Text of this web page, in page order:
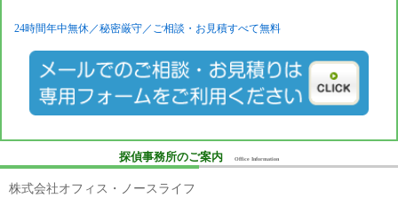
24時間年中無休／秘密厳守／ご相談・お見積すべて無料
探偵事務所のご案内 Office Information
株式会社オフィス・ノースライフ